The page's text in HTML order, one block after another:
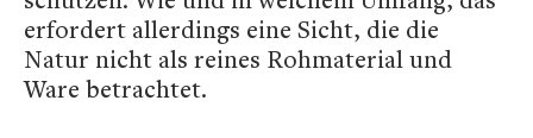
erfordert allerdings eine Sicht, die die
Natur nicht als reines Rohmaterial und
Ware betrachtet.